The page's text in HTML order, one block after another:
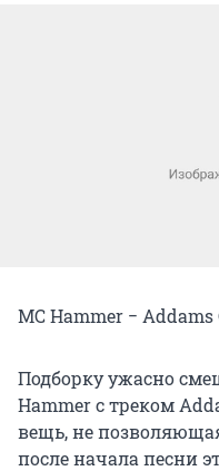
MC Hammer − Addams
Подборку ужасно
Hammer с треком
вещь, не
после начала песни